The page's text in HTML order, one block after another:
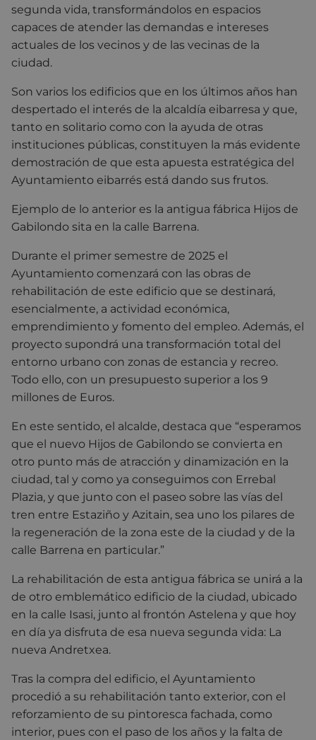
segunda vida, transformándolos en espacios
capaces de atender las demandas e intereses
actuales de los vecinos y de las vecinas de la
ciudad.
Son varios los edificios que en los últimos años han
despertado el interés de la alcaldía eibarresa y que,
tanto en solitario como con la ayuda de otras
instituciones públicas, constituyen la más evidente
demostración de que esta apuesta estratégica del
Ayuntamiento eibarrés está dando sus frutos.
Ejemplo de lo anterior es la antigua fábrica Hijos de
Gabilondo sita en la calle Barrena.
Durante el primer semestre de 2025 el
Ayuntamiento comenzará con las obras de
rehabilitación de este edificio que se destinará,
esencialmente, a actividad económica,
emprendimiento y fomento del empleo. Además, el
proyecto supondrá una transformación total del
entorno urbano con zonas de estancia y recreo.
Todo ello, con un presupuesto superior a los 9
millones de Euros.
En este sentido, el alcalde, destaca que “esperamos
que el nuevo Hijos de Gabilondo se convierta en
otro punto más de atracción y dinamización en la
ciudad, tal y como ya conseguimos con Errebal
Plazia, y que junto con el paseo sobre las vías del
tren entre Estaziño y Azitain, sea uno los pilares de
la regeneración de la zona este de la ciudad y de la
calle Barrena en particular.”
La rehabilitación de esta antigua fábrica se unirá a la
de otro emblemático edificio de la ciudad, ubicado
en la calle Isasi, junto al frontón Astelena y que hoy
en día ya disfruta de esa nueva segunda vida: La
nueva Andretxea.
Tras la compra del edificio, el Ayuntamiento
procedió a su rehabilitación tanto exterior, con el
reforzamiento de su pintoresca fachada, como
interior, pues con el paso de los años y la falta de